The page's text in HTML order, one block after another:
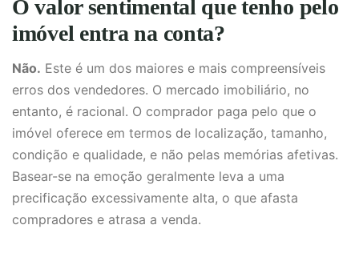
O valor sentimental que tenho pelo
imóvel entra na conta?
Não. Este é um dos maiores e mais compreensíveis
erros dos vendedores. O mercado imobiliário, no
entanto, é racional. O comprador paga pelo que o
imóvel oferece em termos de localização, tamanho,
condição e qualidade, e não pelas memórias afetivas.
Basear-se na emoção geralmente leva a uma
precificação excessivamente alta, o que afasta
compradores e atrasa a venda.